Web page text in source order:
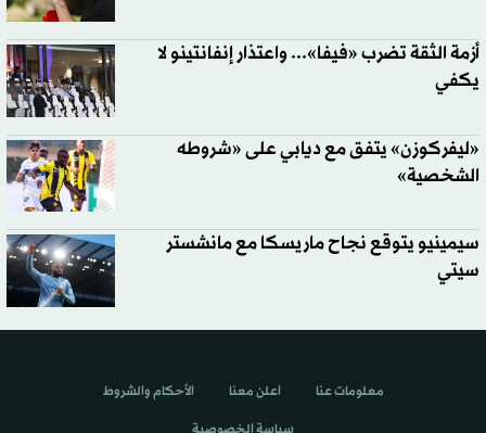
أزمة الثقة تضرب «فيفا»... واعتذار إنفانتينو لا
يكفي
«ليفركوزن» يتفق مع ديابي على «شروطه
الشخصية»
سيمينيو يتوقع نجاح ماريسكا مع مانشستر
سيتي
معلومات عنا اعلن معنا الأحكام والشروط